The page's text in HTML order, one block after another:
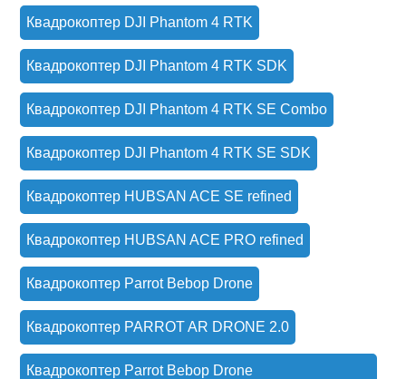
Квадрокоптер DJI Phantom 4 RTK
Квадрокоптер DJI Phantom 4 RTK SDK
Квадрокоптер DJI Phantom 4 RTK SE Combo
Квадрокоптер DJI Phantom 4 RTK SE SDK
Квадрокоптер HUBSAN ACE SE refined
Квадрокоптер HUBSAN ACE PRO refined
Квадрокоптер Parrot Bebop Drone
Квадрокоптер PARROT AR DRONE 2.0
Квадрокоптер Parrot Bebop Drone